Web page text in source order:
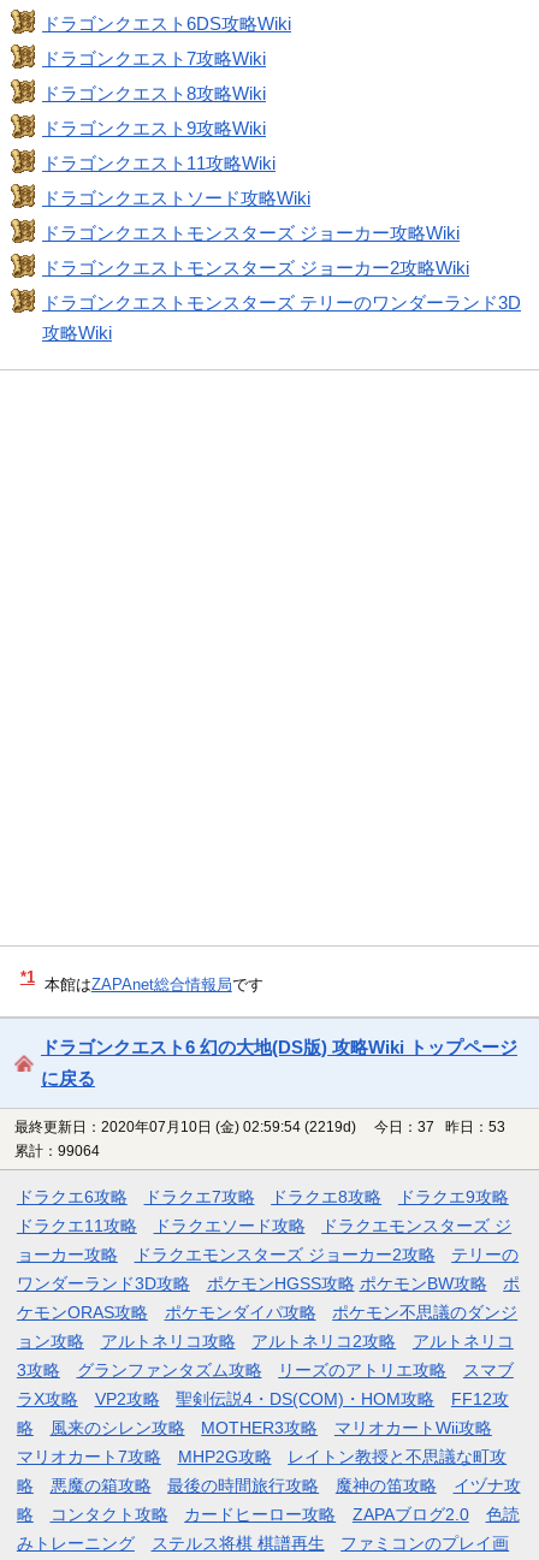
ドラゴンクエスト6DS攻略Wiki
ドラゴンクエスト7攻略Wiki
ドラゴンクエスト8攻略Wiki
ドラゴンクエスト9攻略Wiki
ドラゴンクエスト11攻略Wiki
ドラゴンクエストソード攻略Wiki
ドラゴンクエストモンスターズ ジョーカー攻略Wiki
ドラゴンクエストモンスターズ ジョーカー2攻略Wiki
ドラゴンクエストモンスターズ テリーのワンダーランド3D
攻略Wiki
*1 本館はZAPAnet総合情報局です
ドラゴンクエスト6 幻の大地(DS版) 攻略Wiki トップページ
に戻る
最終更新日：2020年07月10日 (金) 02:59:54 (2219d)
今日：37 昨日：53
累計：99064
ドラクエ6攻略 ドラクエ7攻略 ドラクエ8攻略
ドラクエ9攻略
ドラクエ11攻略
ドラクエソード攻略
ドラクエモンスターズ ジ
ョーカー攻略
ドラクエモンスターズ ジョーカー2攻略
テリーの
ワンダーランド3D攻略
ポケモンHGSS攻略 ポケモンBW攻略
ポ
ケモンORAS攻略
ポケモンダイパ攻略
ポケモン不思議のダンジ
ョン攻略
アルトネリコ攻略 アルトネリコ2攻略
アルトネリコ
3攻略
グランファンタズム攻略 リーズのアトリエ攻略
スマブ
ラX攻略
VP2攻略 聖剣伝説4・DS(COM)・HOM攻略
FF12攻
略
風来のシレン攻略 MOTHER3攻略
マリオカートWii攻略
マリオカート7攻略
MHP2G攻略
レイトン教授と不思議な町攻
略
悪魔の箱攻略 最後の時間旅行攻略 魔神の笛攻略
イヅナ攻
略
コンタクト攻略 カードヒーロー攻略 ZAPAブログ2.0
色読
みトレーニング
ステルス将棋 棋譜再生 ファミコンのプレイ画